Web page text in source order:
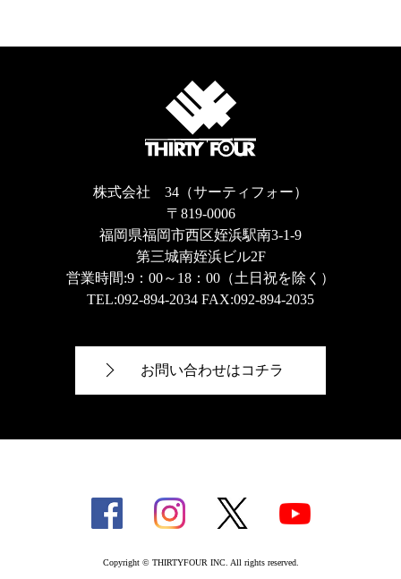
株式会社 34（サーティフォー）
〒819-0006
福岡県福岡市西区姪浜駅南3-1-9
第三城南姪浜ビル2F
営業時間:9：00～18：00（土日祝を除く）
TEL:092-894-2034 FAX:092-894-2035
お問い合わせはコチラ
Copyright © THIRTYFOUR INC. All rights reserved.